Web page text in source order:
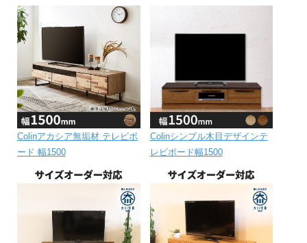
Colinアカシア無垢材 テレビボ
ード 幅1500
Colinシンプル木目デザインテ
レビボード幅1500